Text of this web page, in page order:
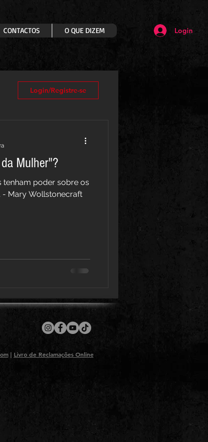
CONTACTOS O QUE DIZEM Login
Login/Registre-se
Mulher"?
tenham poder sobre os
- Mary Wollstonecraft
| Livro de Reclamações Online